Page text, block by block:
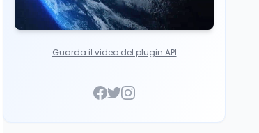
Guarda il video del plugin API